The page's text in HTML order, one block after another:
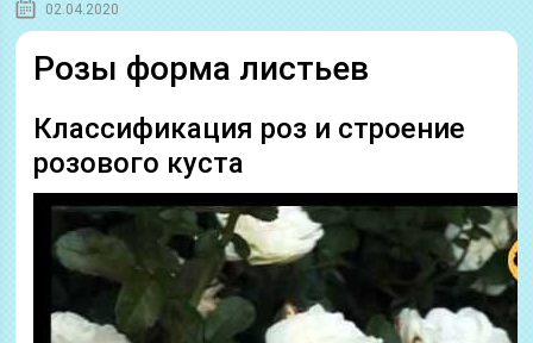
02.04.2020
Розы форма листьев
Классификация роз и строение
розового куста